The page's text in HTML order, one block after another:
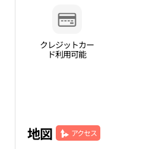
クレジットカー
ド利用可能
地図 アクセス